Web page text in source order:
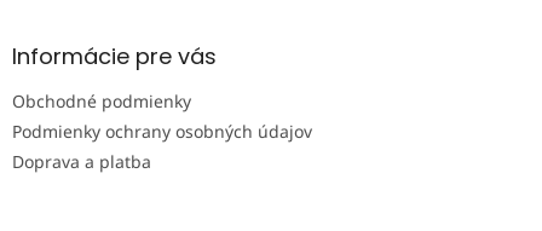
ä
e
Informácie pre vás
Obchodné podmienky
Podmienky ochrany osobných údajov
Doprava a platba